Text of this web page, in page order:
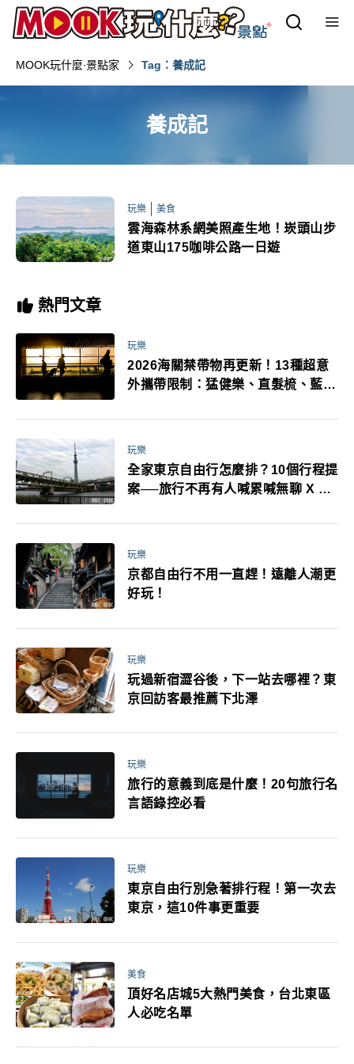
MOOK玩什麼‧景點家 Tag：養成記
養成記
玩樂 美食
雲海森林系網美照產生地！崁頭山步
道東山175咖啡公路一日遊
熱門文章
玩樂
2026海關禁帶物再更新！13種超意
外攜帶限制：猛健樂、直髮梳、藍牙
萬！注意事項一次看！
玩樂
全家東京自由行怎麼排？10個行程提
案──旅行不再有人喊累喊無聊 X 爸
玩樂
京都自由行不用一直趕！遠離人潮更
好玩！
玩樂
玩過新宿澀谷後，下一站去哪裡？東
京回訪客最推薦下北澤
玩樂
旅行的意義到底是什麼！20句旅行名
言語錄控必看
玩樂
東京自由行別急著排行程！第一次去
東京，這10件事更重要
美食
頂好名店城5大熱門美食，台北東區
人必吃名單